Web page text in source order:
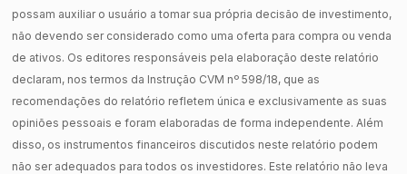
possam auxiliar o usuário a tomar sua própria decisão de investimento,
não devendo ser considerado como uma oferta para compra ou venda
de ativos. Os editores responsáveis pela elaboração deste relatório
declaram, nos termos da Instrução CVM nº 598/18, que as
recomendações do relatório refletem única e exclusivamente as suas
opiniões pessoais e foram elaboradas de forma independente. Além
disso, os instrumentos financeiros discutidos neste relatório podem
não ser adequados para todos os investidores. Este relatório não leva